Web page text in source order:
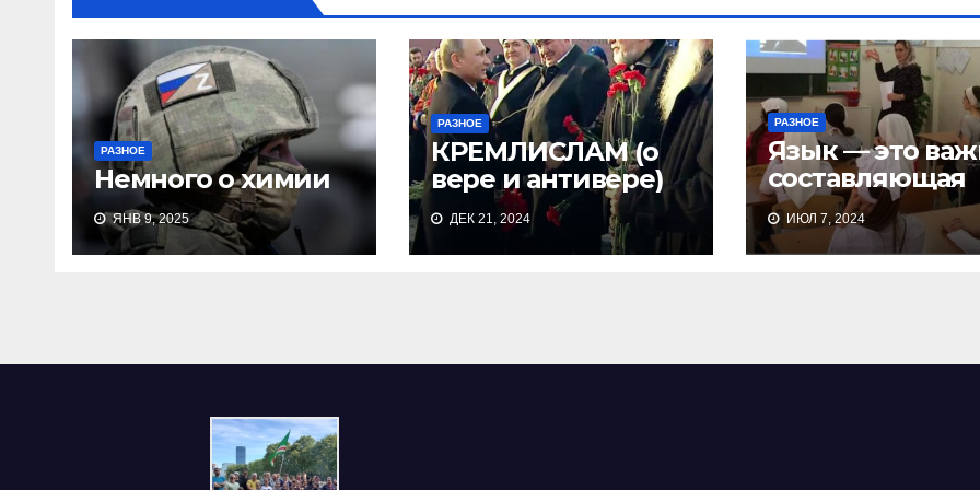
РАЗНОЕ
Немного о химии
ЯНВ 9, 2025
РАЗНОЕ
КРЕМЛИСЛАМ (о
вере и антивере)
ДЕК 21, 2024
РАЗНОЕ
Язык — это
составляющая
культуры и
истории
ИЮЛ 7, 2024